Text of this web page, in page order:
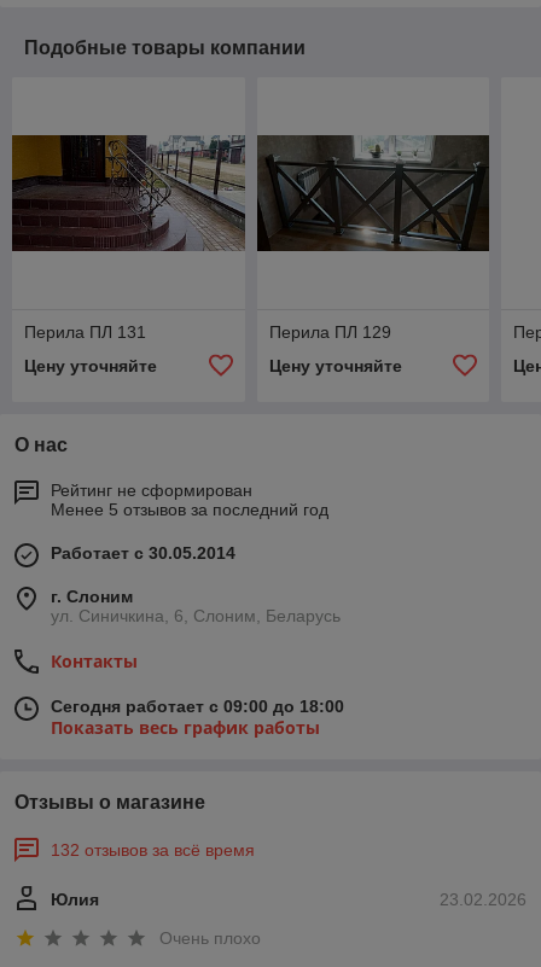
Подобные товары компании
Перила ПЛ 131
Цену уточняйте
Перила ПЛ 129
Цену уточняйте
О нас
Рейтинг не сформирован
Менее 5 отзывов за последний год
Работает с 30.05.2014
г. Слоним
ул. Синичкина, 6, Слоним, Беларусь
Контакты
Сегодня работает с 09:00 до 18:00
Показать весь график работы
Отзывы о магазине
132 отзывов за всё время
23.02.2026
Юлия
Очень плохо